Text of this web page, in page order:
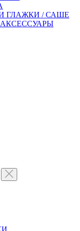
ГЛАЖКИ / САШЕ